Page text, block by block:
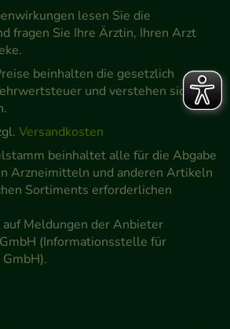
lesen Sie die
fragen Sie Ihre Ärztin, Ihren Arzt
beinhalten die gesetzlich
und verstehen sich
Versandkosten
beinhaltet alle für die Abgabe
Arzneimitteln und anderen Artikeln
Sortiments erforderlichen
Meldungen der Anbieter
(Informationsstelle für